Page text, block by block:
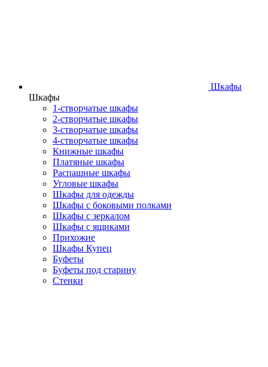
Шкафы
Шкафы
1-створчатые шкафы
2-створчатые шкафы
3-створчатые шкафы
4-створчатые шкафы
Книжные шкафы
Платяные шкафы
Распашные шкафы
Угловые шкафы
Шкафы для одежды
Шкафы с боковыми полками
Шкафы с зеркалом
Шкафы с ящиками
Прихожие
Шкафы Купец
Буфеты
Буфеты под старину
Стенки